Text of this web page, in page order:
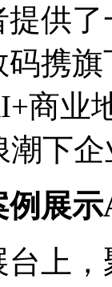
提供
携
商业
下
例展
上